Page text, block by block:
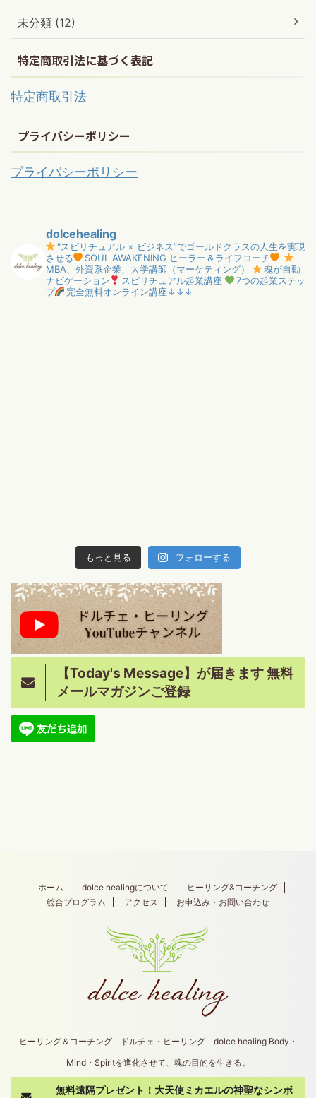
未分類 (12)
特定商取引法に基づく表記
特定商取引法
プライバシーポリシー
プライバシーポリシー
dolcehealing
"スピリチュアル × ビジネス”でゴールドクラスの人生を実現
させる
SOUL AWAKENING ヒーラー＆ライフコーチ
MBA、外資系企業、大学講師（マーケティング）
魂が自動
ナビゲーション
スピリチュアル起業講座
7つの起業ステッ
プ
完全無料オンライン講座↓↓↓
もっと見る フォローする
【Today's Message】が届きます 無料
メールマガジンご登録
ホーム dolce healingについて
ヒーリング&コーチング
総合プログラム
アクセス お申込み・お問い合わせ
ヒーリング＆コーチング ドルチェ・ヒーリング dolce healing Body・
Mind・Spiritを進化させて、魂の目的を生きる。
無料遠隔プレゼント！大天使ミカエルの神聖なシンボ
Copyright© dolce healing , 2026 All Rights